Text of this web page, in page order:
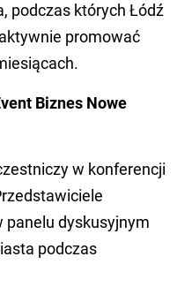
podczas których Łódź
promować
Biznes Nowe
w konferencji
panelu dyskusyjnym
podczas